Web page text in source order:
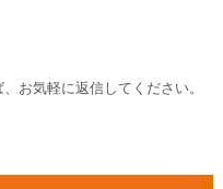
お気軽に返信してください。